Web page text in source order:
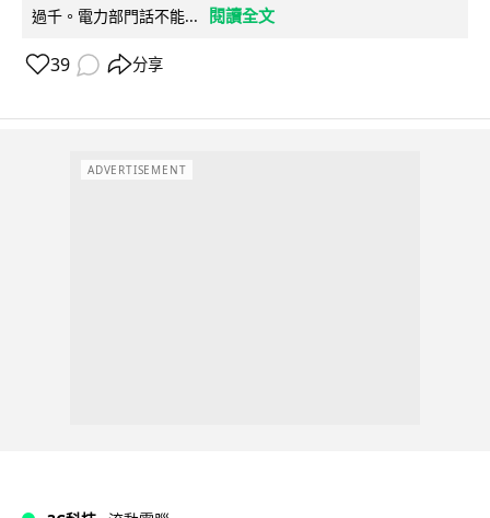
過千。電力部門話不能...
閱讀全文
39 分享
ADVERTISEMENT